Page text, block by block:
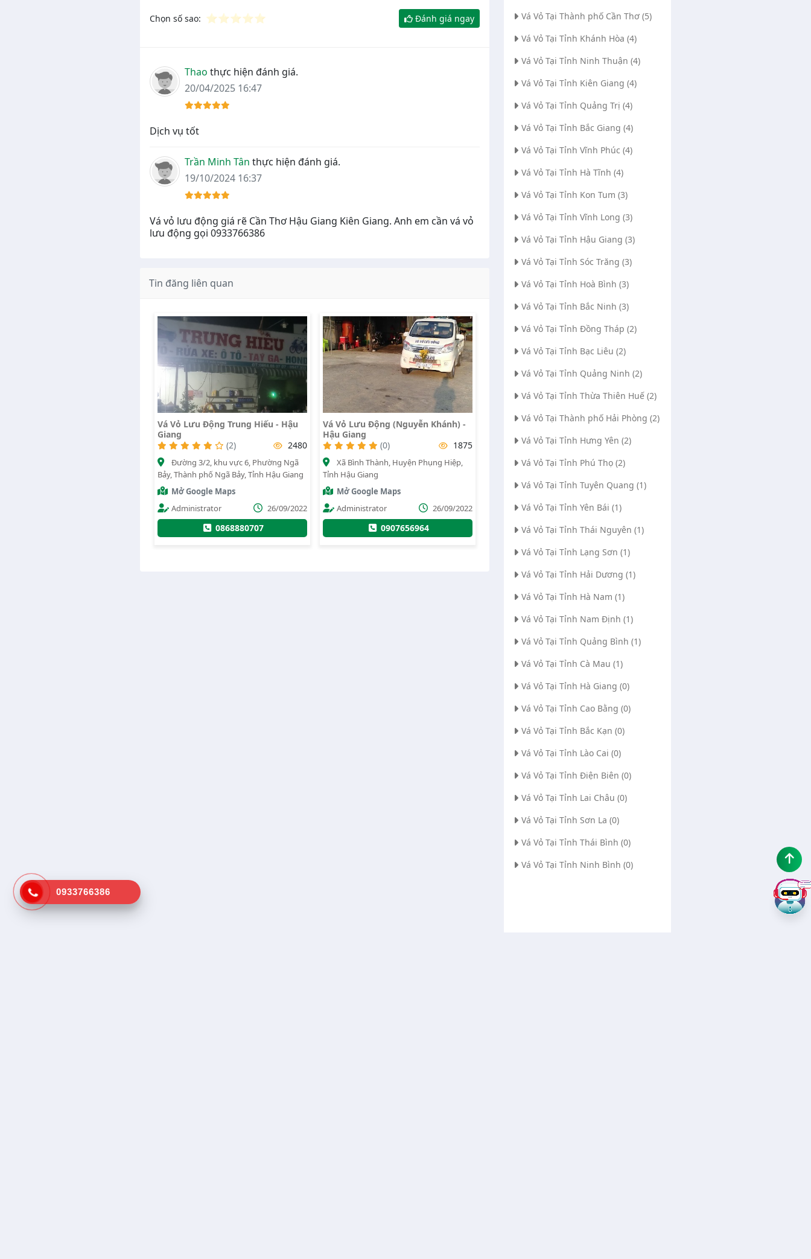
Chọn số sao: ⭐⭐⭐⭐⭐ Đánh giá ngay
Thao thực hiện đánh giá.
20/04/2025 16:47
Dịch vụ tốt
Trần Minh Tân thực hiện đánh giá.
19/10/2024 16:37
Vá vỏ lưu động giá rẽ Cần Thơ Hậu Giang Kiên Giang. Anh em cần vá vỏ
lưu động gọi 0933766386
Tin đăng liên quan
Vá Vỏ Lưu Động Trung Hiếu - Hậu
Giang
(2)
2480
Đường 3/2, khu vực 6, Phường Ngã
Bảy, Thành phố Ngã Bảy, Tỉnh Hậu Giang
Mở Google Maps
Administrator
26/09/2022
0868880707
Vá Vỏ Lưu Động (Nguyễn Khánh) -
Hậu Giang
(0)
1875
Xã Bình Thành, Huyện Phụng Hiệp,
Tỉnh Hậu Giang
Mở Google Maps
Administrator
26/09/2022
0907656964
Vá Vỏ Tại Thành phố Cần Thơ (5)
Vá Vỏ Tại Tỉnh Khánh Hòa (4)
Vá Vỏ Tại Tỉnh Ninh Thuận (4)
Vá Vỏ Tại Tỉnh Kiên Giang (4)
Vá Vỏ Tại Tỉnh Quảng Trị (4)
Vá Vỏ Tại Tỉnh Bắc Giang (4)
Vá Vỏ Tại Tỉnh Vĩnh Phúc (4)
Vá Vỏ Tại Tỉnh Hà Tĩnh (4)
Vá Vỏ Tại Tỉnh Kon Tum (3)
Vá Vỏ Tại Tỉnh Vĩnh Long (3)
Vá Vỏ Tại Tỉnh Hậu Giang (3)
Vá Vỏ Tại Tỉnh Sóc Trăng (3)
Vá Vỏ Tại Tỉnh Hoà Bình (3)
Vá Vỏ Tại Tỉnh Bắc Ninh (3)
Vá Vỏ Tại Tỉnh Đồng Tháp (2)
Vá Vỏ Tại Tỉnh Bạc Liêu (2)
Vá Vỏ Tại Tỉnh Quảng Ninh (2)
Vá Vỏ Tại Tỉnh Thừa Thiên Huế (2)
Vá Vỏ Tại Thành phố Hải Phòng (2)
Vá Vỏ Tại Tỉnh Hưng Yên (2)
Vá Vỏ Tại Tỉnh Phú Thọ (2)
Vá Vỏ Tại Tỉnh Tuyên Quang (1)
Vá Vỏ Tại Tỉnh Yên Bái (1)
Vá Vỏ Tại Tỉnh Thái Nguyên (1)
Vá Vỏ Tại Tỉnh Lạng Sơn (1)
Vá Vỏ Tại Tỉnh Hải Dương (1)
Vá Vỏ Tại Tỉnh Hà Nam (1)
Vá Vỏ Tại Tỉnh Nam Định (1)
Vá Vỏ Tại Tỉnh Quảng Bình (1)
Vá Vỏ Tại Tỉnh Cà Mau (1)
Vá Vỏ Tại Tỉnh Hà Giang (0)
Vá Vỏ Tại Tỉnh Cao Bằng (0)
Vá Vỏ Tại Tỉnh Bắc Kạn (0)
Vá Vỏ Tại Tỉnh Lào Cai (0)
Vá Vỏ Tại Tỉnh Điện Biên (0)
Vá Vỏ Tại Tỉnh Lai Châu (0)
Vá Vỏ Tại Tỉnh Sơn La (0)
Vá Vỏ Tại Tỉnh Thái Bình (0)
Vá Vỏ Tại Tỉnh Ninh Bình (0)
0933766386